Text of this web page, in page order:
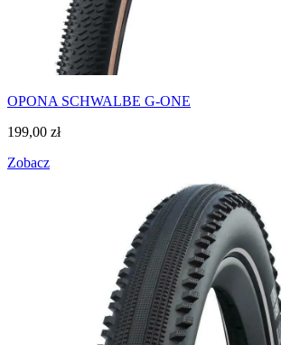
OPONA SCHWALBE G-ONE
199,00 zł
Zobacz